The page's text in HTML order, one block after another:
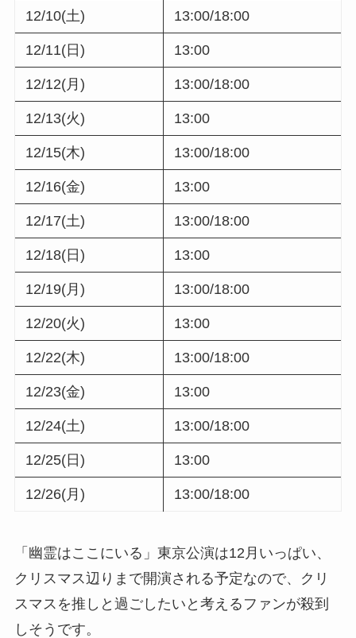
12/10(土) 13:00/18:00
12/11(日) 13:00
12/12(月) 13:00/18:00
12/13(火) 13:00
12/15(木) 13:00/18:00
12/16(金) 13:00
12/17(土) 13:00/18:00
12/18(日) 13:00
12/19(月) 13:00/18:00
12/20(火) 13:00
12/22(木) 13:00/18:00
12/23(金) 13:00
12/24(土) 13:00/18:00
12/25(日) 13:00
12/26(月) 13:00/18:00
「幽霊はここにいる」東京公演は12月いっぱい、
クリスマス辺りまで開演される予定なので、クリ
スマスを推しと過ごしたいと考えるファンが殺到
しそうです。